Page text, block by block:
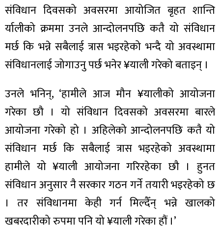
संविधान दिवसको अवसरमा आयोजित बृहत शान्ति
र्यालीको क्रममा उनले आन्दोलनपछि कतै यो संविधान
मर्छ कि भन्ने सबैलाई त्रास भइरहेको भन्दै यो अवस्थामा
संविधानलाई जोगाउनु पर्छ भनेर ¥याली गरेको बताइन् ।
उनले भनिन्, ‘हामीले आज मौन ¥यालीको आयोजना
गरेका छौ । यो संविधान दिवसको अवसरमा बारले
आयोजना गरेको हो । अहिलेको आन्दोलनपछि कतै यो
संविधान मर्छ कि सबैलाई त्रास भइरहेको अवस्थामा
हामीले यो ¥याली आयोजना गरिरहेका छौ । हुनत
संविधान अनुसार नै सरकार गठन गर्ने तयारी भइरहेको छ
। तर संविधानमा केही गर्न मिल्दैँन् भन्ने खालको
खबरदारीको रुपमा पनि यो ¥याली गरेका हौं ।’